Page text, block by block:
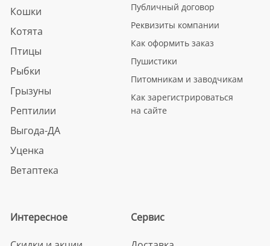
Кошки
Котята
Птицы
Рыбки
Грызуны
Рептилии
Выгода-ДА
Уценка
Ветаптека
Публичный договор
Реквизиты компании
Как оформить заказ
Пушистики
Питомникам и заводчикам
Как зарегистрироваться
на сайте
Интересное Сервис